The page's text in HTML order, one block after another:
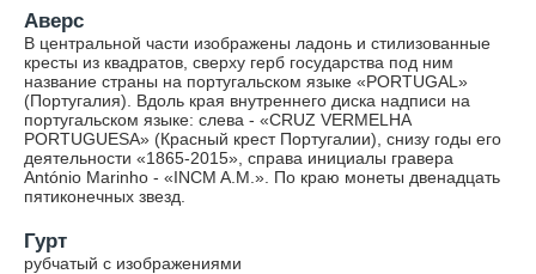
Аверс
В центральной части изображены ладонь и стилизованные
кресты из квадратов, сверху герб государства под ним
название страны на португальском языке «PORTUGAL»
(Португалия). Вдоль края внутреннего диска надписи на
португальском языке: слева - «CRUZ VERMELHA
PORTUGUESA» (Красный крест Португалии), снизу годы его
деятельности «1865-2015», справа инициалы гравера
António Marinho - «INCM A.M.». По краю монеты двенадцать
пятиконечных звезд.
Гурт
рубчатый с изображениями